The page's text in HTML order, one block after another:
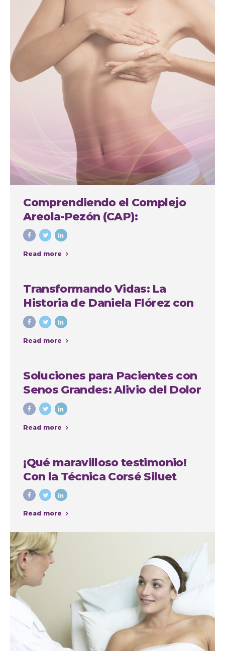
Comprendiendo el Complejo
Areola-Pezón (CAP):
Importancia y Soluciones en
Cirugía Plástica
Read more
Transformando Vidas: La
Historia de Daniela Flórez con
Nuestro Grupo Quirúrgico en
Medellín
Read more
Soluciones para Pacientes con
Senos Grandes: Alivio del Dolor
de Espalda, Mejora de la
Comodidad y Recuperación de
la Autoestima
Read more
¡Qué maravilloso testimonio!
Con la Técnica Corsé Siluet
Read more